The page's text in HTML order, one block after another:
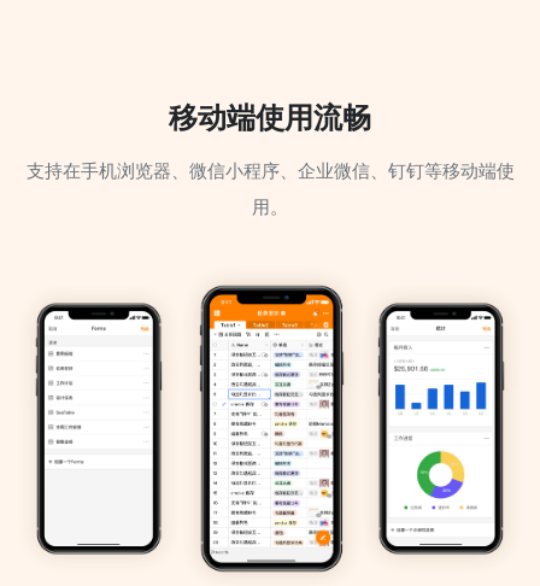
移动端使用流畅
支持在手机浏览器、微信小程序、企业微信、钉钉等移动端使
用。